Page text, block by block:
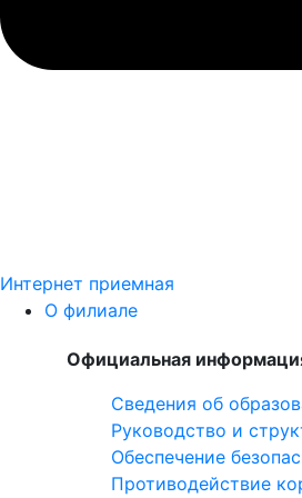
Интернет приемная
О филиале
Официальная
Сведения об
Руководство и
Обеспечение
Противодействие